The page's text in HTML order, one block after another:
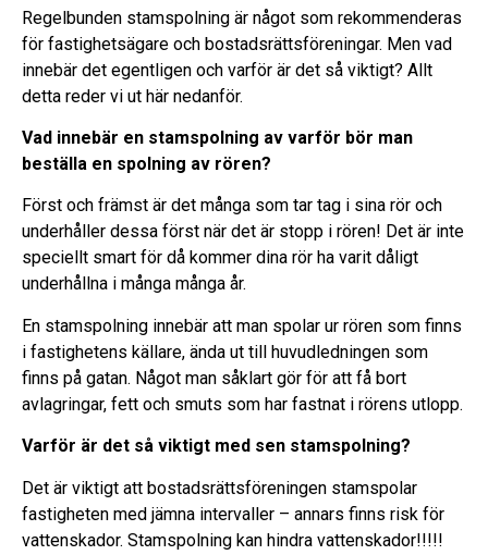
Regelbunden stamspolning är något som rekommenderas
för fastighetsägare och bostadsrättsföreningar. Men vad
innebär det egentligen och varför är det så viktigt? Allt
detta reder vi ut här nedanför.
Vad innebär en stamspolning av varför bör man
beställa en spolning av rören?
Först och främst är det många som tar tag i sina rör och
underhåller dessa först när det är stopp i rören! Det är inte
speciellt smart för då kommer dina rör ha varit dåligt
underhållna i många många år.
En stamspolning innebär att man spolar ur rören som finns
i fastighetens källare, ända ut till huvudledningen som
finns på gatan. Något man såklart gör för att få bort
avlagringar, fett och smuts som har fastnat i rörens utlopp.
Varför är det så viktigt med sen stamspolning?
Det är viktigt att bostadsrättsföreningen stamspolar
fastigheten med jämna intervaller – annars finns risk för
vattenskador. Stamspolning kan hindra vattenskador!!!!!